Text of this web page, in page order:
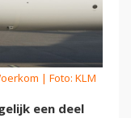
| Foto: KLM
een deel